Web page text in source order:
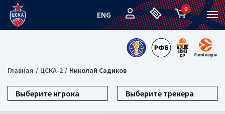
ENG
0
Главная ЦСКА-2 Николай Садиков